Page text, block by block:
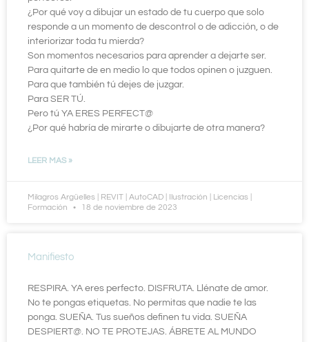
¿Por qué voy a dibujar un estado de tu cuerpo que solo
responde a un momento de descontrol o de adicción, o de
interiorizar toda tu mierda?
Son momentos necesarios para aprender a dejarte ser.
Para quitarte de en medio lo que todos opinen o juzguen.
Para que también tú dejes de juzgar.
Para SER TÚ.
Pero tú YA ERES PERFECT@
¿Por qué habría de mirarte o dibujarte de otra manera?
LEER MAS »
Milagros Argüelles | REVIT | AutoCAD | Ilustración | Licencias |
Formación
18 de noviembre de 2023
Manifiesto
RESPIRA. YA eres perfecto. DISFRUTA. Llénate de amor.
No te pongas etiquetas. No permitas que nadie te las
ponga. SUEÑA. Tus sueños definen tu vida. SUEÑA
DESPIERT@. NO TE PROTEJAS. ÁBRETE AL MUNDO